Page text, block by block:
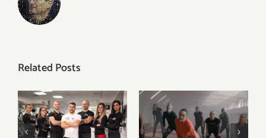
Related Posts
Noi suntem
și-a lansat primul
single, iar Mireya
Gonzalez a fost